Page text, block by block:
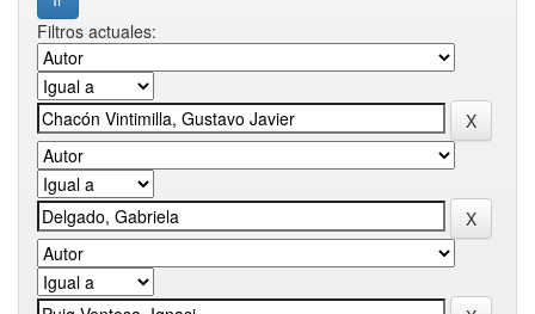
Filtros actuales: